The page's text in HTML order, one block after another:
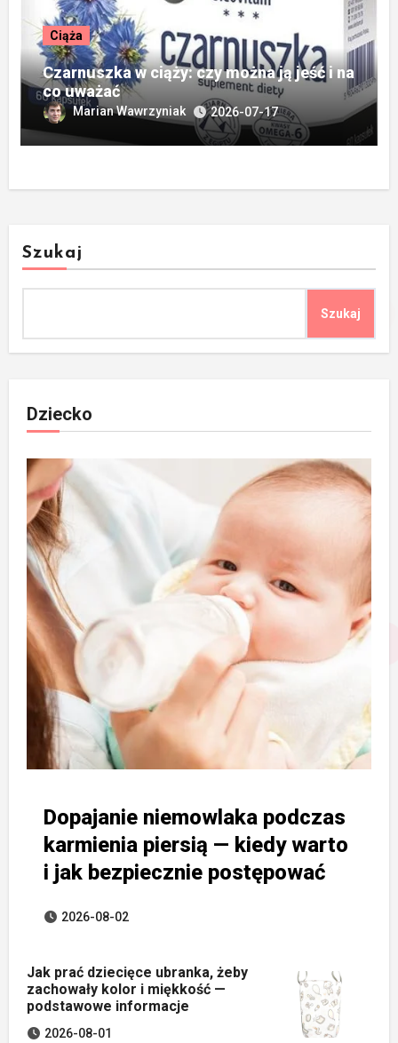
Ciąża
Czarnuszka w ciąży: czy można ją jeść i na
co uważać
Marian Wawrzyniak 2026-07-17
Szukaj
Szukaj
Dziecko
Dopajanie niemowlaka podczas
karmienia piersią — kiedy warto
i jak bezpiecznie postępować
2026-08-02
Jak prać dziecięce ubranka, żeby
zachowały kolor i miękkość —
podstawowe informacje
2026-08-01